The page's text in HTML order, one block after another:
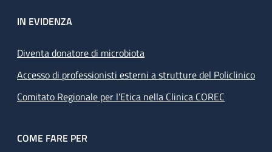
IN EVIDENZA
Diventa donatore di microbiota
Accesso di professionisti esterni a strutture del Policlinico
Comitato Regionale per l’Etica nella Clinica COREC
COME FARE PER